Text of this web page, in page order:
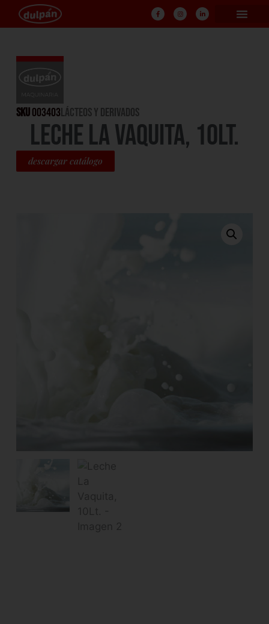
SKU003403LÁCTEOS Y DERIVADOS
LECHE LA VAQUITA, 10LT.
descargar catálogo